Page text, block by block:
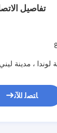
تفاصيل
لوندا ، مدينة
ﺎﺘﺼﻟ ﺍﻶﻧ